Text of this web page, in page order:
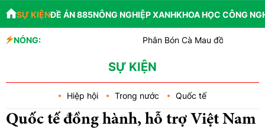
SỰ KIỆNĐỀ ÁN 885NÔNG NGHIỆP XANHKHOA HỌC CÔNG
NÓNG:
Phân Bón Cà Mau đồng hành với bóng bàn
Mùa xanh trên cánh đồng Mường Than
SỰ KIỆN
Hiệp hội Trong nước Quốc tế
Quốc tế đồng hành, hỗ trợ Việt Nam